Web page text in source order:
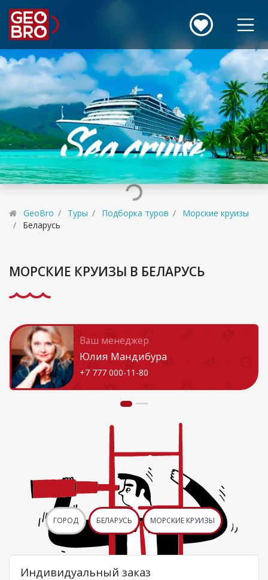
GeoBro Туры Подборка туров
Морские круизы
Беларусь
МОРСКИЕ КРУИЗЫ В БЕЛАРУСЬ
Индивидуальный заказ
Ваш менеджер
Юлия Мандибура
+7 777 000-11-80
ГОРОД БЕЛАРУСЬ МОРСКИЕ КРУИЗЫ